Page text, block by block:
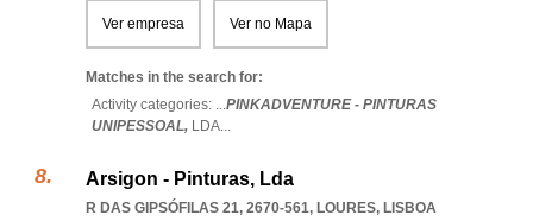
Ver empresa Ver no Mapa
Matches in the search for:
Activity categories: ...PINKADVENTURE - PINTURAS
UNIPESSOAL, LDA...
Arsigon - Pinturas, Lda
R DAS GIPSÓFILAS 21, 2670-561, LOURES, LISBOA